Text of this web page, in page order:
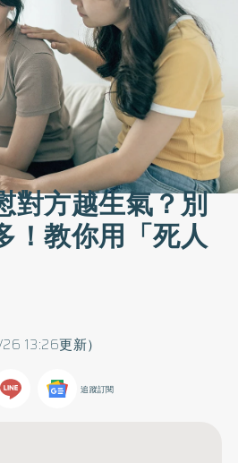
對方越生氣？別
！教你用「死人
13:26更新）
追蹤訂閱